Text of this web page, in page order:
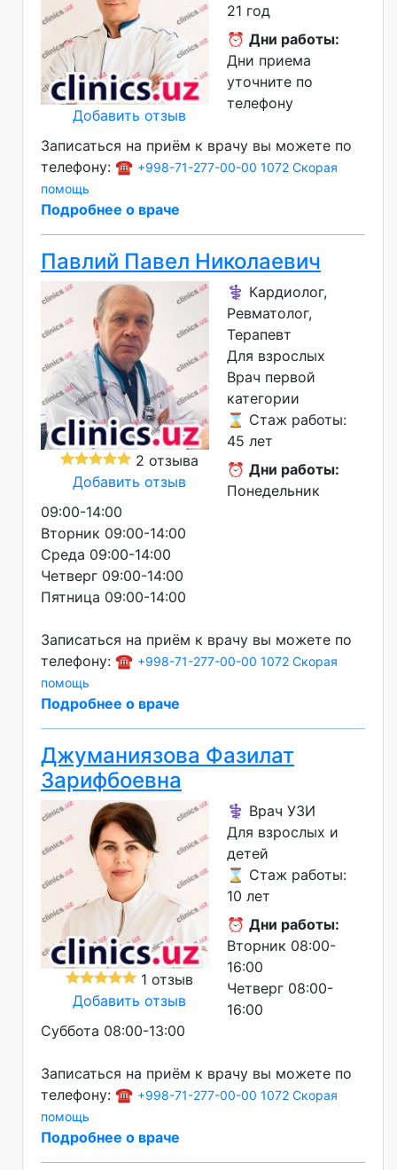
Добавить отзыв
21 год
⏰ Дни работы:
Дни приема
уточните по
телефону
Записаться на приём к врачу вы можете по
телефону: ☎️ +998-71-277-00-00 1072 Скорая
помощь
Подробнее о враче
Павлий Павел Николаевич
2 отзыва
Добавить отзыв
⚕️ Кардиолог,
Ревматолог,
Терапевт
Для взрослых
Врач первой
категории
⌛ Стаж работы:
45 лет
⏰ Дни работы:
Понедельник
09:00-14:00
Вторник 09:00-14:00
Среда 09:00-14:00
Четверг 09:00-14:00
Пятница 09:00-14:00
Записаться на приём к врачу вы можете по
телефону: ☎️ +998-71-277-00-00 1072 Скорая
помощь
Подробнее о враче
Джуманиязова Фазилат
Зарифбоевна
1 отзыв
Добавить отзыв
⚕️ Врач УЗИ
Для взрослых и
детей
⌛ Стаж работы:
10 лет
⏰ Дни работы:
Вторник 08:00-
16:00
Четверг 08:00-
16:00
Суббота 08:00-13:00
Записаться на приём к врачу вы можете по
телефону: ☎️ +998-71-277-00-00 1072 Скорая
помощь
Подробнее о враче